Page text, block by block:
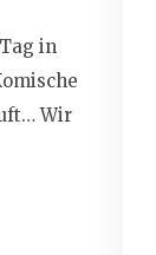
in
Wir